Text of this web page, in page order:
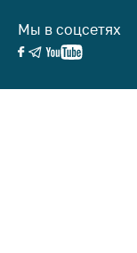
Мы в соцсетях